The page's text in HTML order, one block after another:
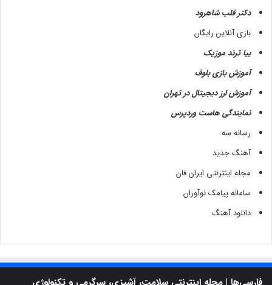
دکتر قلب شاهرود
بازی آنلاین رایگان
بیا ترند موزیک
آموزش بازی بلوف
آموزش ارز دیجیتال در تهران
نمایندگی هاست وردپرس
رسانه سه
آهنگ جدید
مجله اینترنتی ایران فان
سامانه پیامک نوآوران
دانلود آهنگ